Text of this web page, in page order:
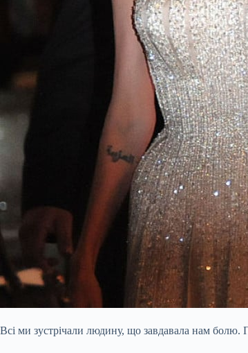
Всі ми зустрічали людину, що завдавала нам болю.